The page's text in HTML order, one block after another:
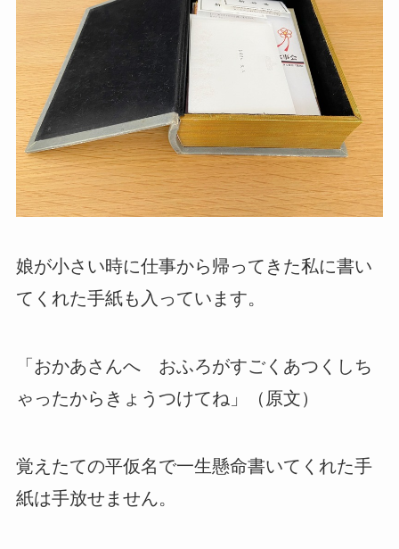
娘が小さい時に仕事から帰ってきた私に書い
てくれた手紙も入っています。
「おかあさんへ おふろがすごくあつくしち
ゃったからきょうつけてね」（原文）
覚えたての平仮名で一生懸命書いてくれた手
紙は手放せません。